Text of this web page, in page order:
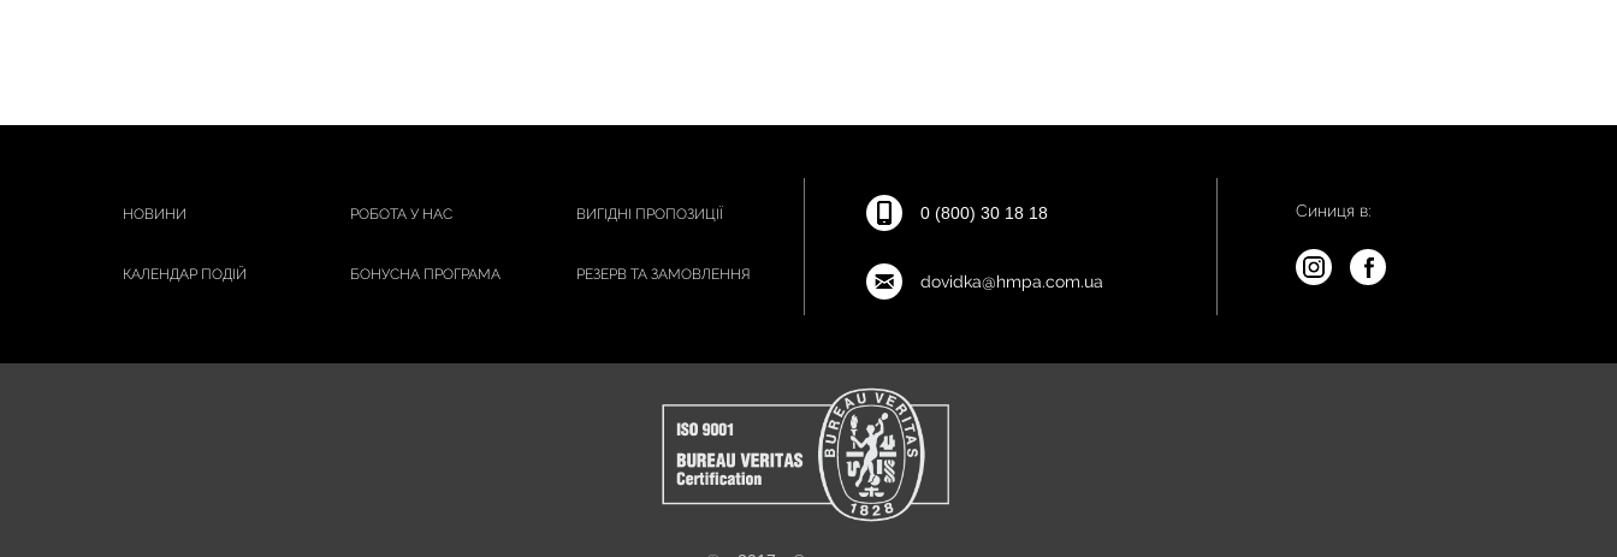
НОВИНИ РОБОТА У НАС ВИГІДНІ ПРОПОЗИЦІЇ
КАЛЕНДАР ПОДІЙ БОНУСНА ПРОГРАМА РЕЗЕРВ ТА ЗАМОВЛЕННЯ
0 (800) 30 18 18
dovidka@hmpa.com.ua
Синиця в: